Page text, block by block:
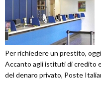
Per richiedere un prestito,
Accanto agli istituti di credito
del denaro privato, Poste